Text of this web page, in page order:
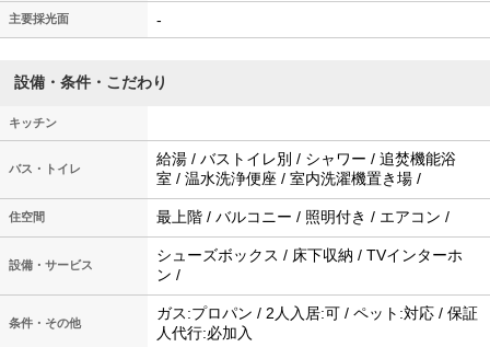
主要採光面 -
設備・条件・こだわり
キッチン
バス・トイレ
給湯 / バストイレ別 / シャワー / 追焚機能浴
室 / 温水洗浄便座 / 室内洗濯機置き場 /
住空間 最上階 / バルコニー / 照明付き / エアコン /
設備・サービス
シューズボックス / 床下収納 / TVインターホ
ン /
条件・その他
ガス:プロパン / 2人入居:可 / ペット:対応 / 保証
人代行:必加入